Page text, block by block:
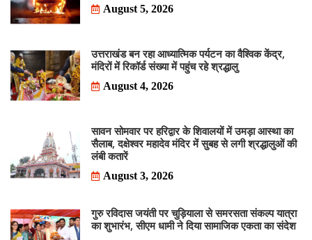
August 5, 2026
उत्तराखंड बन रहा आध्यात्मिक पर्यटन का वैश्विक केंद्र,
मंदिरों में रिकॉर्ड संख्या में पहुंच रहे श्रद्धालु
August 4, 2026
सावन सोमवार पर हरिद्वार के शिवालयों में उमड़ा आस्था का
सैलाब, दक्षेश्वर महादेव मंदिर में सुबह से लगी श्रद्धालुओं की
लंबी कतारें
August 3, 2026
गुरु रविदास जयंती पर चुड़ियाला से समरसता संकल्प यात्रा
का शुभारंभ, सीएम धामी ने दिया सामाजिक एकता का संदेश